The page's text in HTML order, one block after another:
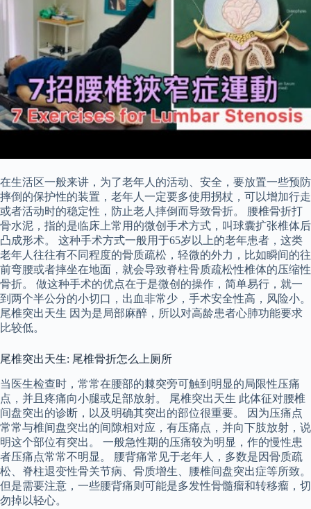
在生活区一般来讲，为了老年人的活动、安全，要放置一些预防
摔倒的保护性的装置，老年人一定要多使用拐杖，可以增加行走
或者活动时的稳定性，防止老人摔倒而导致骨折。 腰椎骨折打
骨水泥，指的是临床上常用的微创手术方式，叫球囊扩张椎体后
凸成形术。 这种手术方式一般用于65岁以上的老年患者，这类
老年人往往有不同程度的骨质疏松，轻微的外力，比如瞬间的往
前弯腰或者摔坐在地面，就会导致脊柱骨质疏松性椎体的压缩性
骨折。 做这种手术的优点在于是微创的操作，简单易行，就一
到两个半公分的小切口，出血非常少，手术安全性高，风险小。
尾椎突出天生 因为是局部麻醉，所以对高龄患者心肺功能要求
比较低。
尾椎突出天生: 尾椎骨折怎么上厕所
当医生检查时，常常在腰部的棘突旁可触到明显的局限性压痛
点，并且疼痛向小腿或足部放射。 尾椎突出天生 此体征对腰椎
间盘突出的诊断，以及明确其突出的部位很重要。 因为压痛点
常常与椎间盘突出的间隙相对应，有压痛点，并向下肢放射，说
明这个部位有突出。 一般急性期的压痛较为明显，作的慢性患
者压痛点常常不明显。 腰背痛常见于老年人，多数是因骨质疏
松、脊柱退变性骨关节病、骨质增生、腰椎间盘突出症等所致。
但是需要注意，一些腰背痛则可能是多发性骨髓瘤和转移瘤，切
勿掉以轻心。